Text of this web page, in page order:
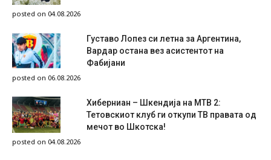
posted on 04.08.2026
Густаво Лопез си летна за Аргентина,
Вардар остана вез асистентот на
Фабијани
posted on 06.08.2026
Хиберниан – Шкендија на МТВ 2:
Тетовскиот клуб ги откупи ТВ правата од
мечот во Шкотска!
posted on 04.08.2026